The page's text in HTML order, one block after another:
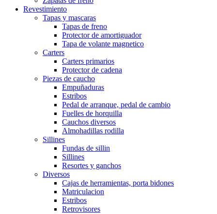
Revestimiento
Tapas y mascaras
Tapas de freno
Protector de amortiguador
Tapa de volante magnetico
Carters
Carters primarios
Protector de cadena
Piezas de caucho
Empuñaduras
Estribos
Pedal de arranque, pedal de cambio
Fuelles de horquilla
Cauchos diversos
Almohadillas rodilla
Sillines
Fundas de sillin
Sillines
Resortes y ganchos
Diversos
Cajas de herramientas, porta bidones
Matriculacion
Estribos
Retrovisores